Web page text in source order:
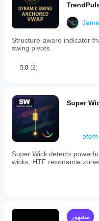
the
chart’s
timeframe,
supporting
wide
range
1
intervals.
The
color
scheme
automatically
adapts
light
or
visibility.
Structure-aware indicator
swing pivots.
5.0 (2)
Super
efem
Super Wick detects
wicks, HTF resonance
مشهور